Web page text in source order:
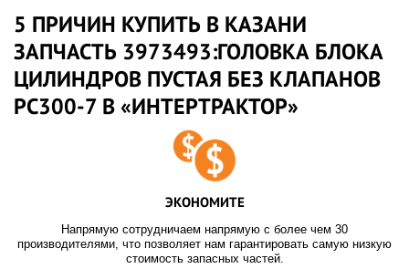
5 ПРИЧИН КУПИТЬ В КАЗАНИ
ЗАПЧАСТЬ 3973493:ГОЛОВКА БЛОКА
ЦИЛИНДРОВ ПУСТАЯ БЕЗ КЛАПАНОВ
PC300-7 В «ИНТЕРТРАКТОР»
ЭКОНОМИТЕ
Напрямую сотрудничаем напрямую с более чем 30
производителями, что позволяет нам гарантировать самую низкую
стоимость запасных частей.